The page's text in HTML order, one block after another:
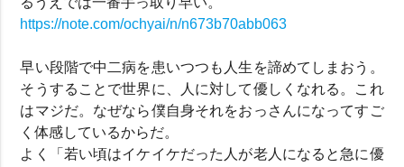
https://note.com/ochyai/n/n673b70abb063
早い段階で中二病を患いつつも人生を諦めてしまおう。
そうすることで世界に、人に対して優しくなれる。これ
はマジだ。なぜなら僕自身それをおっさんになってすご
く体感しているからだ。
よく「若い頃はイケイケだった人が老人になると急に優